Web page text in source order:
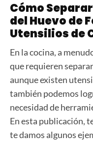
Cómo
del Huevo de
Utensilios de
En la cocina, a
que requieren
aunque existen
también podemos
necesidad de
En esta publicación,
te damos algunos